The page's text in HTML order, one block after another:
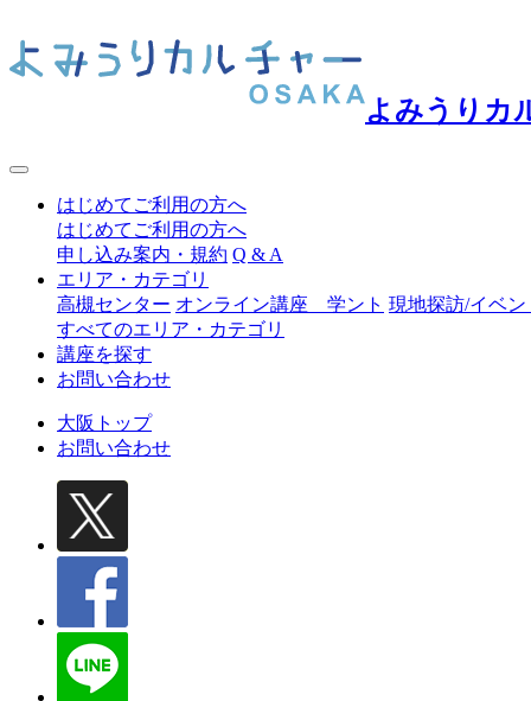
よみうりカ
はじめてご利用の方へ
はじめてご利用の方へ
申し込み案内・規約 Q & A
エリア・カテゴリ
高槻センター オンライン講座 学ント 現地探訪/イベン
すべてのエリア・カテゴリ
講座を探す
お問い合わせ
大阪トップ
お問い合わせ